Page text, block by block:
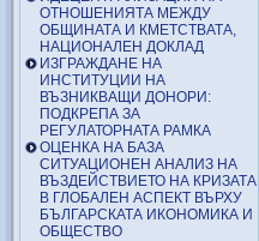
ОТНОШЕНИЯТА МЕЖДУ
ОБЩИНАТА И КМЕТСТВАТА,
НАЦИОНАЛЕН ДОКЛАД
ИЗГРАЖДАНЕ НА
ИНСТИТУЦИИ НА
ВЪЗНИКВАЩИ ДОНОРИ:
ПОДКРЕПА ЗА
РЕГУЛАТОРНАТА РАМКА
ОЦЕНКА НА БАЗА
СИТУАЦИОНЕН АНАЛИЗ НА
ВЪЗДЕЙСТВИЕТО НА КРИЗАТА
В ГЛОБАЛЕН АСПЕКТ ВЪРХУ
БЪЛГАРСКАТА ИКОНОМИКА И
ОБЩЕСТВО